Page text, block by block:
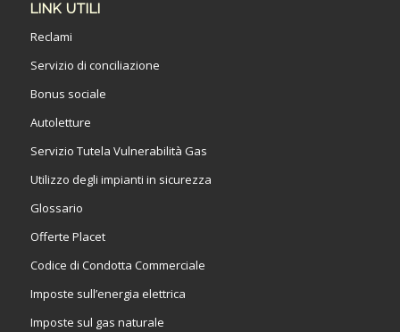
LINK UTILI
Reclami
Servizio di conciliazione
Bonus sociale
Autoletture
Servizio Tutela Vulnerabilità Gas
Utilizzo degli impianti in sicurezza
Glossario
Offerte Placet
Codice di Condotta Commerciale
Imposte sull’energia elettrica
Imposte sul gas naturale